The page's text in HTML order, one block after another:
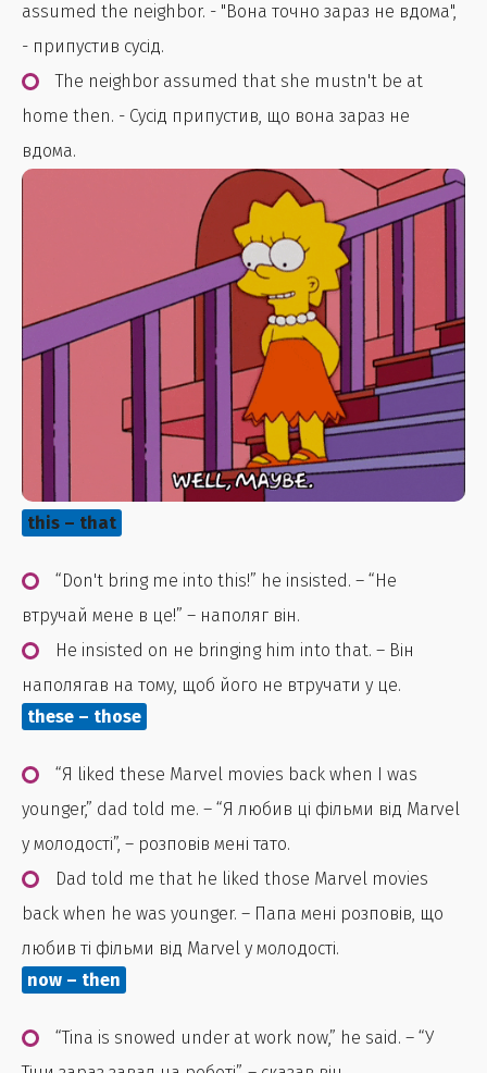
assumed the neighbor. - "Вона точно зараз не вдома",
- припустив сусід.
The neighbor assumed that she mustn't be at
home then. - Сусід припустив, що вона зараз не
вдома.
this – that
“Don't bring me into this!” he insisted. – “Не
втручай мене в це!” – наполяг він.
He insisted on не bringing him into that. – Він
наполягав на тому, щоб його не втручати у це.
these – those
“Я liked these Marvel movies back when I was
younger,” dad told me. – “Я любив ці фільми від Marvel
у молодості”, – розповів мені тато.
Dad told me that he liked those Marvel movies
back when he was younger. – Папа мені розповів, що
любив ті фільми від Marvel у молодості.
now – then
“Tina is snowed under at work now,” he said. – “У